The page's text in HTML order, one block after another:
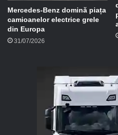
Mercedes-Benz domină piața
camioanelor electrice grele
din Europa
31/07/2026